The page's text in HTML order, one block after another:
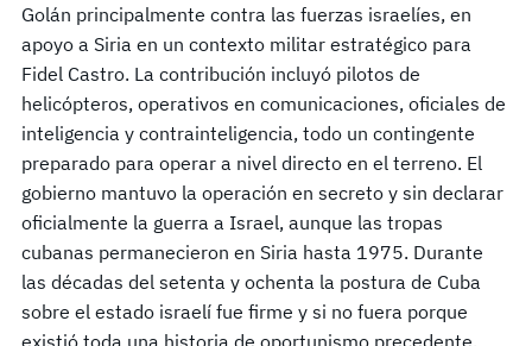
Golán principalmente contra las fuerzas israelíes, en
apoyo a Siria en un contexto militar estratégico para
Fidel Castro. La contribución incluyó pilotos de
helicópteros, operativos en comunicaciones, oficiales de
inteligencia y contrainteligencia, todo un contingente
preparado para operar a nivel directo en el terreno. El
gobierno mantuvo la operación en secreto y sin declarar
oficialmente la guerra a Israel, aunque las tropas
cubanas permanecieron en Siria hasta 1975. Durante
las décadas del setenta y ochenta la postura de Cuba
sobre el estado israelí fue firme y si no fuera porque
existió toda una historia de oportunismo precedente,